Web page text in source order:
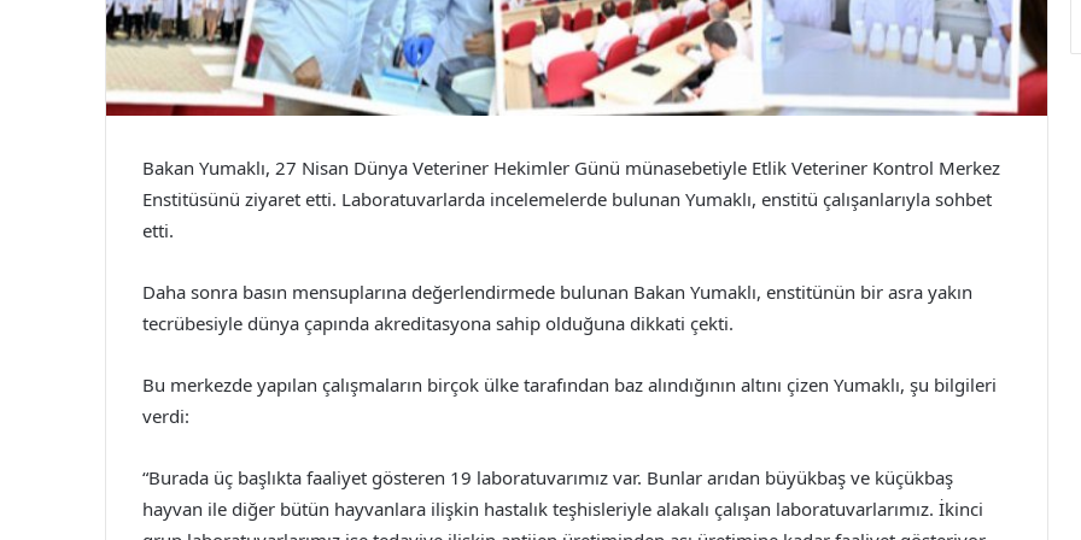
Bakan Yumaklı, 27 Nisan Dünya Veteriner Hekimler Günü münasebetiyle Etlik Veteriner Kontrol Merkez
Enstitüsünü ziyaret etti. Laboratuvarlarda incelemelerde bulunan Yumaklı, enstitü çalışanlarıyla sohbet
etti.
Daha sonra basın mensuplarına değerlendirmede bulunan Bakan Yumaklı, enstitünün bir asra yakın
tecrübesiyle dünya çapında akreditasyona sahip olduğuna dikkati çekti.
Bu merkezde yapılan çalışmaların birçok ülke tarafından baz alındığının altını çizen Yumaklı, şu bilgileri
verdi:
“Burada üç başlıkta faaliyet gösteren 19 laboratuvarımız var. Bunlar arıdan büyükbaş ve küçükbaş
hayvan ile diğer bütün hayvanlara ilişkin hastalık teşhisleriyle alakalı çalışan laboratuvarlarımız. İkinci